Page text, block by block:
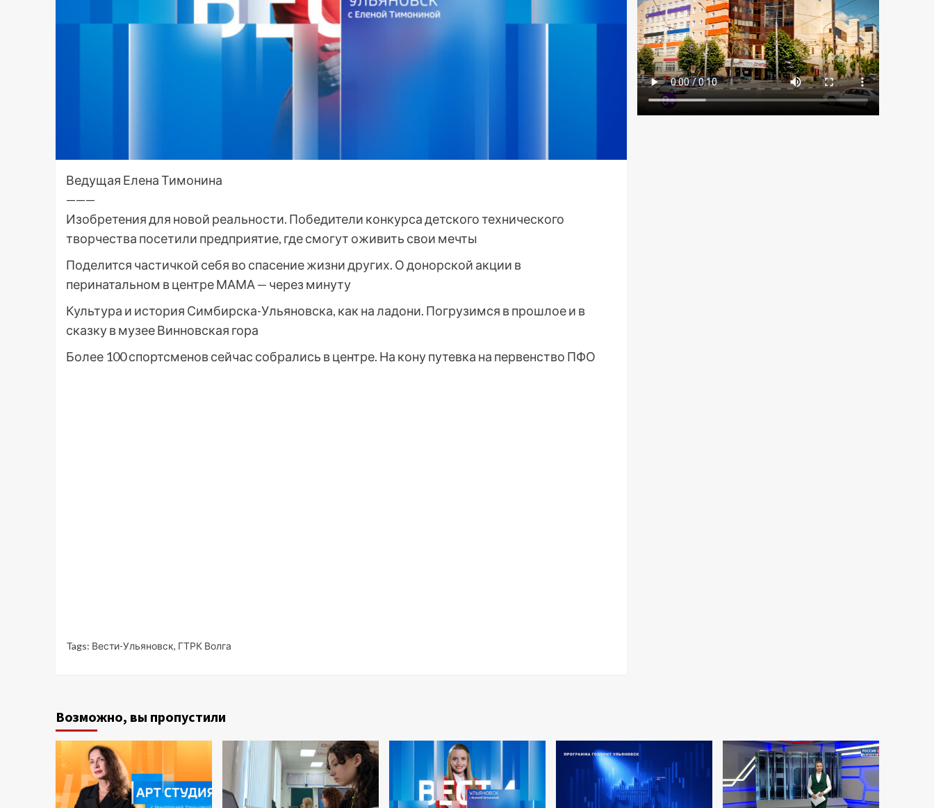
Ведущая Елена Тимонина
———
Изобретения для новой реальности. Победители конкурса детского технического
творчества посетили предприятие, где смогут оживить свои мечты
Поделится частичкой себя во спасение жизни других. О донорской акции в
перинатальном в центре МАМА — через минуту
Культура и история Симбирска-Ульяновска, как на ладони. Погрузимся в прошлое и в
сказку в музее Винновская гора
Более 100 спортсменов сейчас собрались в центре. На кону путевка на первенство ПФО
Tags: Вести-Ульяновск, ГТРК Волга
Возможно, вы пропустили